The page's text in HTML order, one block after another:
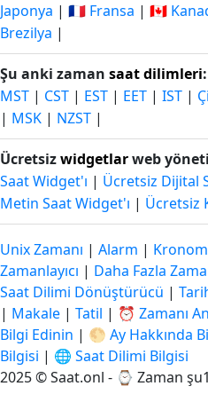
Japonya | 🇫🇷 Fransa | 🇨🇦
Brezilya |
Şu anki zaman saat dilimleri:
MST | CST | EST | EET | IST |
| MSK | NZST |
Ücretsizwidgetlarweb
Saat Widget'ı | Ücretsiz Dijital
Metin Saat Widget'ı | Ücretsiz
Unix Zamanı | Alarm |
Zamanlayıcı | Daha Fazla
Saat Dilimi Dönüştürücü |
| Makale | Tatil | ⏰ Zamanı
Bilgi Edinin | 🌕 Ay Hakkında
Bilgisi | 🌐 Saat Dilimi Bilgisi
2025 © Saat.onl - ⌚ Zaman